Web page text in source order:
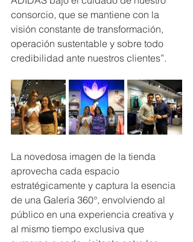
consorcio, que se mantiene con la
visión constante de transformación,
operación sustentable y sobre todo
credibilidad ante nuestros clientes”.
La novedosa imagen de la tienda
aprovecha cada espacio
estratégicamente y captura la esencia
de una Galería 360°, envolviendo al
público en una experiencia creativa y
al mismo tiempo exclusiva que